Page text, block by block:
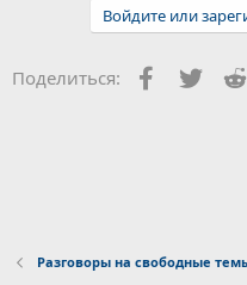
Войдите или
Поделиться: Facebook
Разговоры на свободные